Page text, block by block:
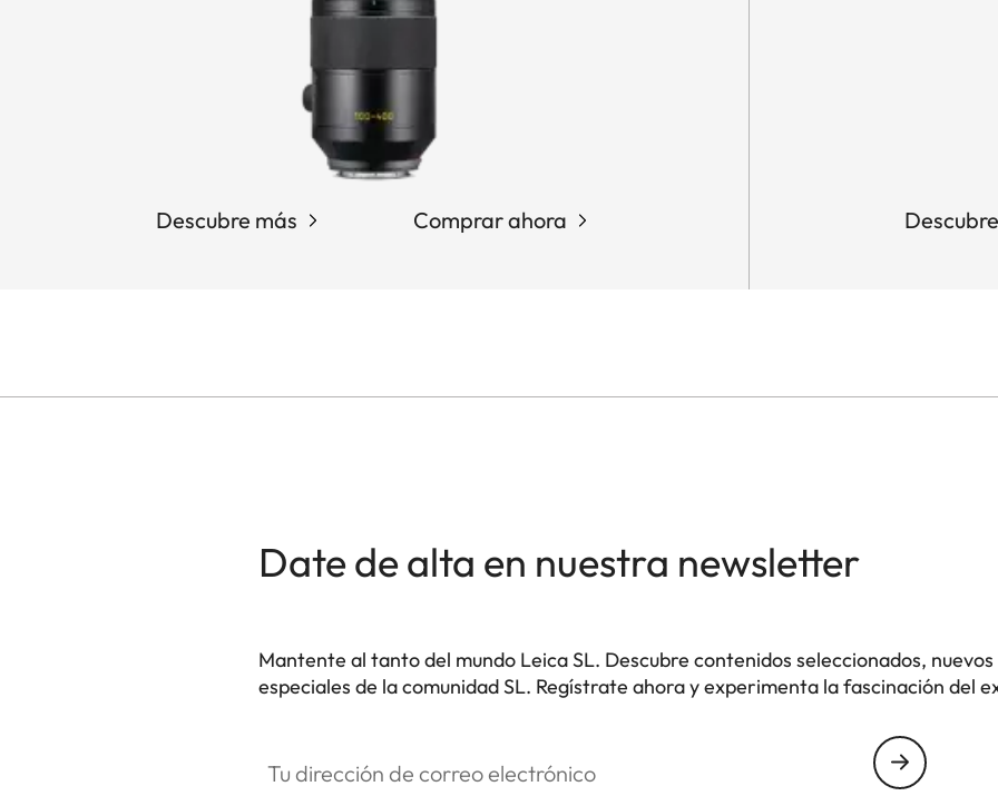
Descubre más Comprar ahora
Date de alta en nuestra newsletter
Mantente al tanto del mundo Leica SL. Descubre contenidos seleccionados,
especiales de la comunidad SL. Regístrate ahora y experimenta la fascinación del